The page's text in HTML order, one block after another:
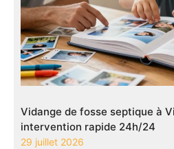
Vidange de fosse septique à
intervention rapide 24h/24
29 juillet 2026